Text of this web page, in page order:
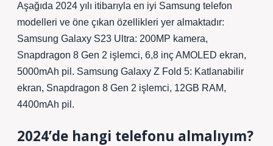
Aşağıda 2024 yılı itibarıyla en iyi Samsung telefon
modelleri ve öne çıkan özellikleri yer almaktadır:
Samsung Galaxy S23 Ultra: 200MP kamera,
Snapdragon 8 Gen 2 işlemci, 6,8 inç AMOLED ekran,
5000mAh pil. Samsung Galaxy Z Fold 5: Katlanabilir
ekran, Snapdragon 8 Gen 2 işlemci, 12GB RAM,
4400mAh pil.
2024’de hangi telefonu almalıyım?